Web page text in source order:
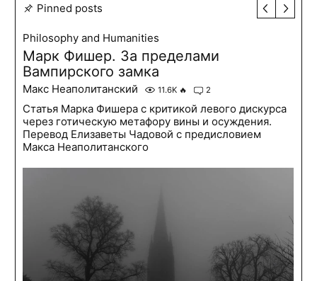
Pinned posts
Philosophy and Humanities
Марк Фишер. За пределами
Вампирского замка
Макс Неаполитанский 11.6K 🔥 2
Статья Марка Фишера с критикой левого дискурса
через готическую метафору вины и осуждения.
Перевод Елизаветы Чадовой с предисловием
Макса Неаполитанского